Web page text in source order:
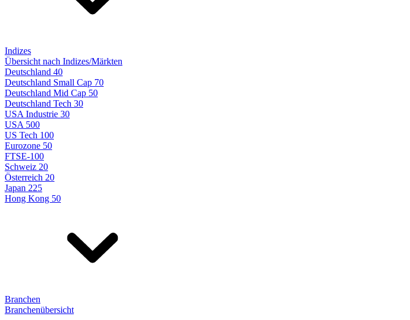
Indizes
Übersicht nach Indizes/Märkten
Deutschland 40
Deutschland Small Cap 70
Deutschland Mid Cap 50
Deutschland Tech 30
USA Industrie 30
USA 500
US Tech 100
Eurozone 50
FTSE-100
Schweiz 20
Österreich 20
Japan 225
Hong Kong 50
Branchen
Branchenübersicht